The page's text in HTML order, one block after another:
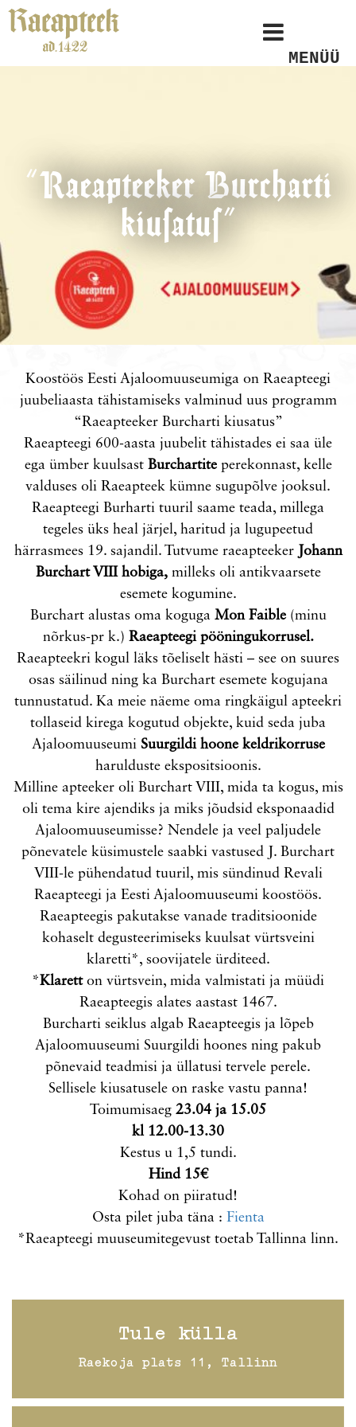
MENÜÜ
“Raeapteeker Burcharti
kiusatus”
Koostöös Eesti Ajaloomuuseumiga on Raeapteegi
juubeliaasta tähistamiseks valminud uus programm
“Raeapteeker Burcharti kiusatus”
Raeapteegi 600-aasta juubelit tähistades ei saa üle
ega ümber kuulsast Burchartiteperekonnast, kelle
valduses oli Raeapteek kümne sugupõlve jooksul.
Raeapteegi Burharti tuuril saame teada, millega
tegeles üks heal järjel, haritud ja lugupeetud
härrasmees 19. sajandil. Tutvume raeapteeker
Johann
Burchart VIII hobiga,milleks oli antikvaarsete
esemete kogumine.
Burchart alustas oma koguga Mon Faible(minu
nõrkus-pr k.) Raeapteegi pööningukorrusel.
Raeapteekri kogul läks tõeliselt hästi – see on suures
osas säilinud ning ka Burchart esemete kogujana
tunnustatud. Ka meie näeme oma ringkäigul apteekri
tollaseid kirega kogutud objekte, kuid seda juba
Ajaloomuuseumi Suurgildi hoone keldrikorruse
harulduste ekspositsioonis.
Milline apteeker oli Burchart VIII, mida ta kogus, mis
oli tema kire ajendiks ja miks jõudsid eksponaadid
Ajaloomuuseumisse? Nendele ja veel paljudele
põnevatele küsimustele saabki vastused J. Burchart
VIII-le pühendatud tuuril, mis sündinud Revali
Raeapteegi ja Eesti Ajaloomuuseumi koostöös.
Raeapteegis pakutakse vanade traditsioonide
kohaselt degusteerimiseks kuulsat vürtsveini
klaretti*, soovijatele ürditeed.
*Klaretton vürtsvein, mida valmistati ja müüdi
Raeapteegis alates aastast 1467.
Burcharti seiklus algab Raeapteegis ja lõpeb
Ajaloomuuseumi Suurgildi hoones ning pakub
põnevaid teadmisi ja üllatusi tervele perele.
Sellisele kiusatusele on raske vastu panna!
Toimumisaeg 23.04 ja 15.05
kl 12.00-13.30
Kestus u 1,5 tundi.
Hind 15€
Kohad on piiratud!
Osta pilet juba täna : Fienta
*Raeapteegi muuseumitegevust toetab Tallinna linn.
Tule külla
Raekoja plats 11, Tallinn